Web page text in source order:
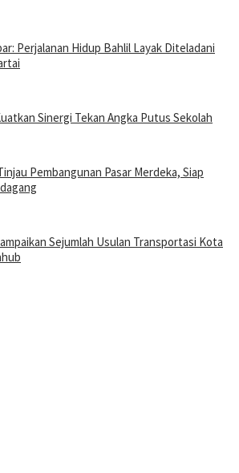
Perjalanan Hidup Bahlil Layak Diteladani
Sinergi Tekan Angka Putus Sekolah
Pembangunan Pasar Merdeka, Siap
Sejumlah Usulan Transportasi Kota